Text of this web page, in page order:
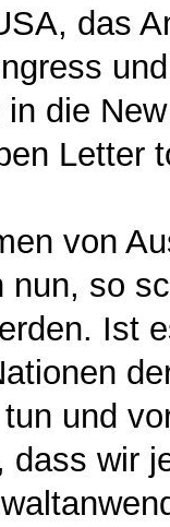
das
die
Letter
von
nun, so
Ist
und
dass wir